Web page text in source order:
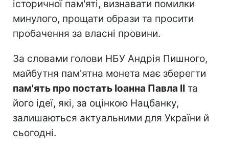
історичної пам'яті, визнавати помилки
минулого, прощати образи та просити
пробачення за власні провини.
За словами голови НБУ Андрія Пишного,
майбутня пам'ятна монета має зберегти
пам'ять про постать Іоанна Павла II та
його ідеї, які, за оцінкою Нацбанку,
залишаються актуальними для України й
сьогодні.